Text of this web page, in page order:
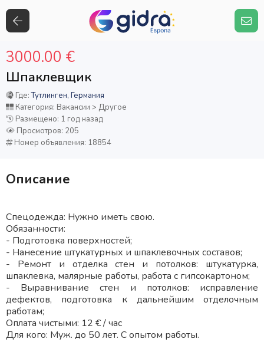
Шпаклевщик
3000.00 €
Где:Тутлинген, Германия
Категория: Вакансии > Другое
Размещено: 1 год назад
Просмотров: 205
Номер объявления: 18854
Описание
Спецодежда: Нужно иметь свою.
Обязанности:
- Подготовка поверхностей;
- Нанесение штукатурных и шпаклевочных составов;
- Ремонт и отделка стен и потолков: штукатурка,
шпаклевка, малярные работы, работа с гипсокартоном;
- Выравнивание стен и потолков: исправление
дефектов, подготовка к дальнейшим отделочным
работам;
Оплата чистыми: 12 € / час
Для кого: Муж. до 50 лет. С опытом работы.